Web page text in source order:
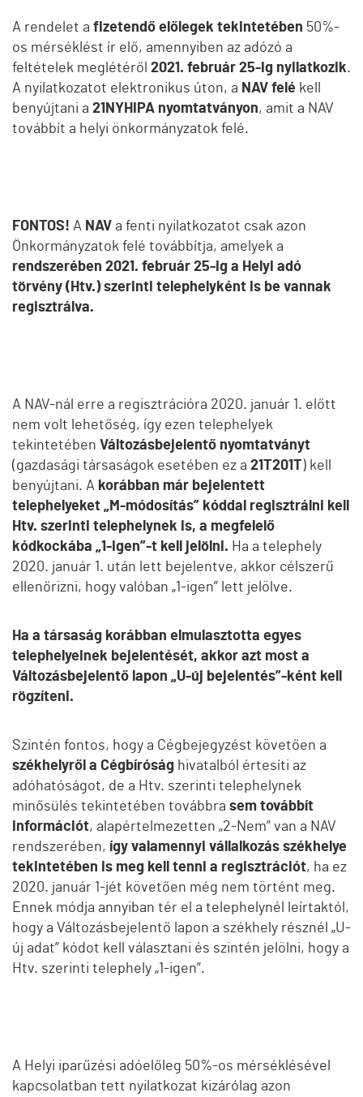
A rendelet a fizetendő előlegek tekintetében 50%-
os mérséklést ír elő, amennyiben az adózó a
feltételek meglétéről 2021. február 25-ig nyilatkozik.
A nyilatkozatot elektronikus úton, a NAV felé kell
benyújtani a 21NYHIPA nyomtatványon, amit a NAV
továbbít a helyi önkormányzatok felé.
FONTOS! A NAV a fenti nyilatkozatot csak azon
Önkormányzatok felé továbbítja, amelyek a
rendszerében 2021. február 25-ig a Helyi adó
törvény (Htv.) szerinti telephelyként is be vannak
regisztrálva.
A NAV-nál erre a regisztrációra 2020. január 1. előtt
nem volt lehetőség, így ezen telephelyek
tekintetében Változásbejelentő nyomtatványt
(gazdasági társaságok esetében ez a 21T201T) kell
benyújtani. A korábban már bejelentett
telephelyeket „M-módosítás” kóddal regisztrálni kell
Htv. szerinti telephelynek is, a megfelelő
kódkockába „1-igen”-t kell jelölni. Ha a telephely
2020. január 1. után lett bejelentve, akkor célszerű
ellenőrizni, hogy valóban „1-igen” lett jelölve.
Ha a társaság korábban elmulasztotta egyes
telephelyeinek bejelentését, akkor azt most a
Változásbejelentő lapon „U-új bejelentés”-ként kell
rögzíteni.
Szintén fontos, hogy a Cégbejegyzést követően a
székhelyről a Cégbíróság hivatalból értesíti az
adóhatóságot, de a Htv. szerinti telephelynek
minősülés tekintetében továbbra sem továbbít
információt, alapértelmezetten „2-Nem” van a NAV
rendszerében, így valamennyi vállalkozás székhelye
tekintetében is meg kell tenni a regisztrációt, ha ez
2020. január 1-jét követően még nem történt meg.
Ennek módja annyiban tér el a telephelynél leírtaktól,
hogy a Változásbejelentő lapon a székhely résznél „U-
új adat” kódot kell választani és szintén jelölni, hogy a
Htv. szerinti telephely „1-igen”.
A Helyi iparűzési adóelőleg 50%-os mérséklésével
kapcsolatban tett nyilatkozat kizárólag azon